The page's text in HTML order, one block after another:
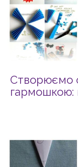
Створюємо
гармошкою: